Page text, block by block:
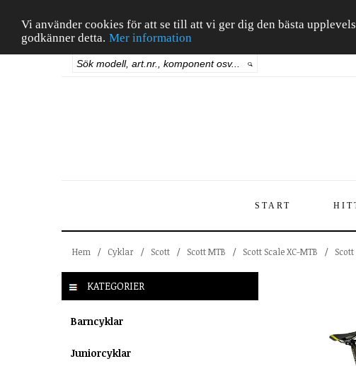
Vi använder cookies för att se till att vi ger dig den bästa
godkänner detta. Mer information
START
Hem / Cyklar / Scott / Scott MTB / Scott Scale XC-MTB /
KATEGORIER
Barncyklar
Juniorcyklar